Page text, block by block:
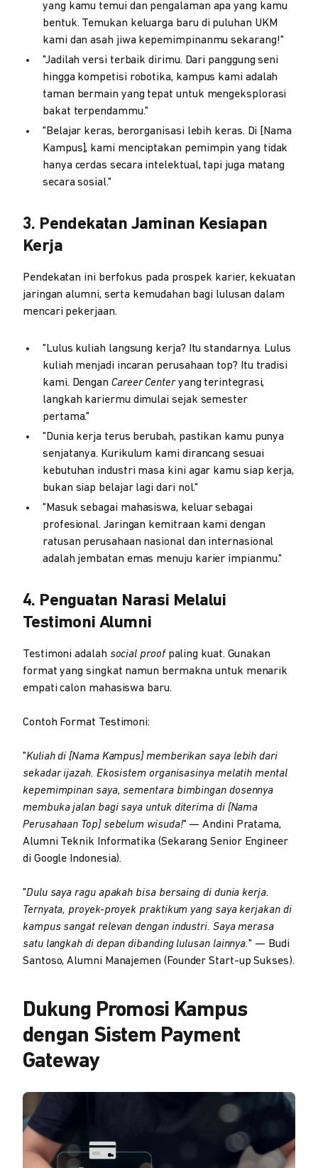
yang kamu temui dan pengalaman apa yang kamu
bentuk. Temukan keluarga baru di puluhan UKM
kami dan asah jiwa kepemimpinanmu sekarang!"
"Jadilah versi terbaik dirimu. Dari panggung seni
hingga kompetisi robotika, kampus kami adalah
taman bermain yang tepat untuk mengeksplorasi
bakat terpendammu."
"Belajar keras, berorganisasi lebih keras. Di [Nama
Kampus], kami menciptakan pemimpin yang tidak
hanya cerdas secara intelektual, tapi juga matang
secara sosial."
3. Pendekatan Jaminan Kesiapan
Kerja
Pendekatan ini berfokus pada prospek karier, kekuatan
jaringan alumni, serta kemudahan bagi lulusan dalam
mencari pekerjaan.
"Lulus kuliah langsung kerja? Itu standarnya. Lulus
kuliah menjadi incaran perusahaan top? Itu tradisi
kami. Dengan Career Centeryang terintegrasi,
langkah kariermu dimulai sejak semester
pertama."
"Dunia kerja terus berubah, pastikan kamu punya
senjatanya. Kurikulum kami dirancang sesuai
kebutuhan industri masa kini agar kamu siap kerja,
bukan siap belajar lagi dari nol."
"Masuk sebagai mahasiswa, keluar sebagai
profesional. Jaringan kemitraan kami dengan
ratusan perusahaan nasional dan internasional
adalah jembatan emas menuju karier impianmu."
4. Penguatan Narasi Melalui
Testimoni Alumni
Testimoni adalah social proofpaling kuat. Gunakan
format yang singkat namun bermakna untuk menarik
empati calon mahasiswa baru.
Contoh Format Testimoni:
"Kuliah di [Nama Kampus] memberikan saya lebih dari
sekadar ijazah. Ekosistem organisasinya melatih mental
kepemimpinan saya, sementara bimbingan dosennya
membuka jalan bagi saya untuk diterima di [Nama
Perusahaan Top] sebelum wisuda!" — Andini Pratama,
Alumni Teknik Informatika (Sekarang Senior Engineer
di Google Indonesia).
"Dulu saya ragu apakah bisa bersaing di dunia kerja.
Ternyata, proyek-proyek praktikum yang saya kerjakan di
kampus sangat relevan dengan industri. Saya merasa
satu langkah di depan dibanding lulusan lainnya." — Budi
Santoso, Alumni Manajemen (Founder Start-up Sukses).
Dukung Promosi Kampus
dengan Sistem Payment
Gateway